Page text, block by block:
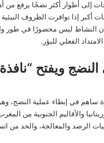
إلى أطوار أكثر نضجًا يرفع من
أكبر إذا توافرت الظروف
النشاط ليس محصورًا في طور
الفعلي للبؤر.
ويفتح
في إبطاء عملية النضج،
والأقاليم الجنوبية من
الرصد والمعالجة، والحد من